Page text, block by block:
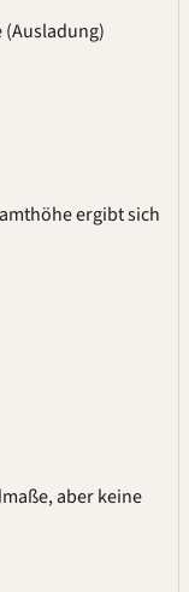
(Ausladung)
ergibt sich
aber keine